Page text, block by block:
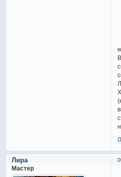
0
Лира
Мастер